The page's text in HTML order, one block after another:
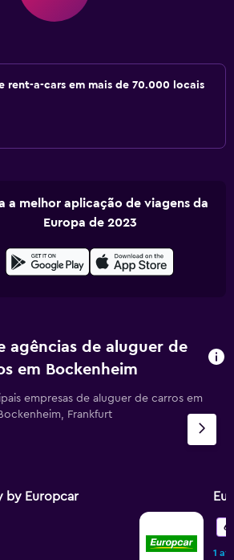
rent-a-cars em mais de 70.000 locais
a melhor aplicação de viagens da
Europa de 2023
agências de aluguer de
em Bockenheim
empresas de aluguer de carros em
Frankfurt
by Europcar
1